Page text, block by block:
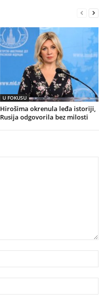
U FOKUSU
Hirošima okrenula leđa istoriji,
Rusija odgovorila bez milosti